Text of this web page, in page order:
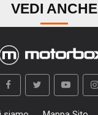
VEDI ANCHE